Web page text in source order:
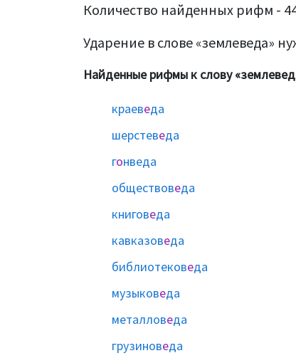
Количество найденных рифм -
Ударение в слове «землеведа»
Найденные рифмы к слову
краеведа
шерстеведа
гонведа
обществоведа
книговеда
кавказоведа
библиотековеда
музыковеда
металловеда
грузиноведа